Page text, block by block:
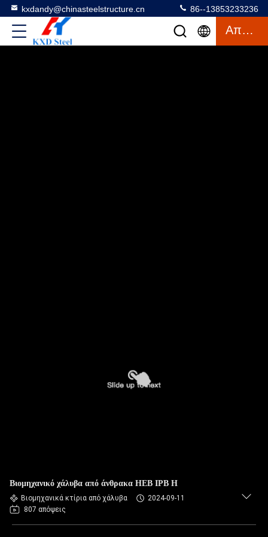
kxdandy@chinasteelstructure.cn 86--13853233236
Απόσπασμα
Βιομηχανικό χάλυβα από άνθρακα HEB IPB H
Βιομηχανικά κτίρια από χάλυβα
2024-09-11
807 απόψεις